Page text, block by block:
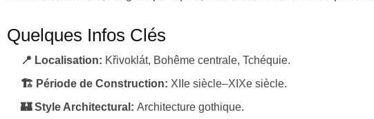
Quelques Infos Clés
📍 Localisation: Křivoklát, Bohême centrale, Tchéquie.
🏗️ Période de Construction: XIIe siècle–XIXe siècle.
🏰 Style Architectural: Architecture gothique.